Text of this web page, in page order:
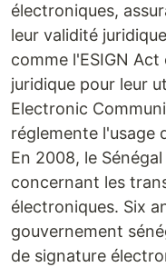
électroniques,
leur validité
comme l'ESIGN
juridique pour leur
Electronic
réglemente l'usage
En 2008, le
concernant les
électroniques. Six
gouvernement
de signature